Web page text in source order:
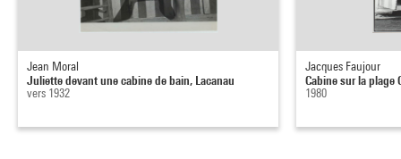
Jean Moral
Juliette devant une cabine de bain, Lacanau
vers 1932
Jacques Faujour
Cabine sur la plage
1980